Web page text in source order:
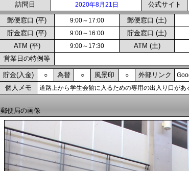
訪問日 2020年8月21日 公式サイト
郵便窓口 (平) 9:00～17:00 郵便窓口 (土)
貯金窓口 (平) 9:00～16:00 貯金窓口 (土)
ATM (平) 9:00～17:30 ATM (土)
営業日の特例等
貯金(入金) ○ 為替 ○ 風景印 ○ 外部リンク
個人メモ 道路上から学生会館に入るための専用の出入り口が
郵便局の画像